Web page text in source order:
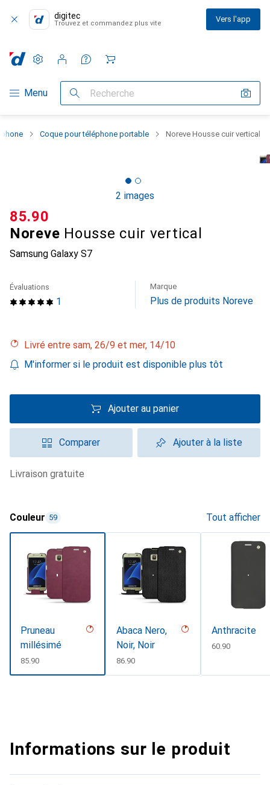
digitec
Trouvez et commandez plus vite Vers l'app
Navigation par catégorie
Menu Recherche
Paramètres
Compte client
Listes de comparaison
Listes d'envies
Panier
Coque pour téléphone portable Noreve Housse cuir vertical
2 images
Noreve Housse cuir vertical
Samsung Galaxy S7
CHF
85.90
1
Évaluations Marque
Plus de produits Noreve
Livré entre sam, 26/9 et mer, 14/10
M'informer si le produit est disponible plus tôt
Ajouter au panier
Comparer Ajouter à la liste
livraison gratuite
Couleur 59 Tout afficher
Pruneau
millésimé
CHF
85.90
Abaca Nero,
Noir, Noir
CHF
86.90
Anthracite
CHF
60.90
Informations sur le produit